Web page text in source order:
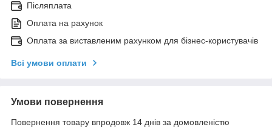
Післяплата
Оплата на рахунок
Оплата за виставленим рахунком для бізнес-користувачів
Всі умови оплати
Умови повернення
Повернення товару впродовж 14 днів за домовленістю